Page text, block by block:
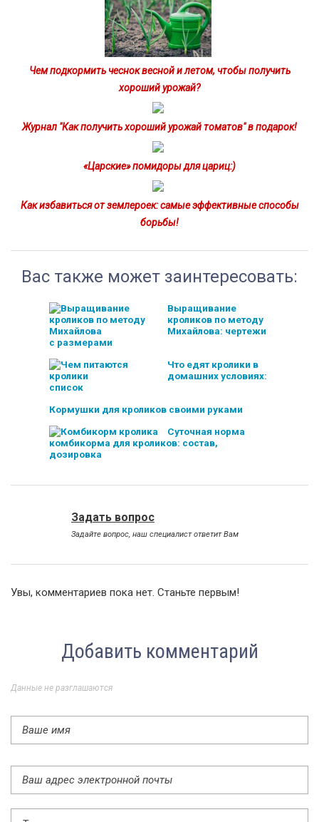
Чем подкормить чеснок весной и летом, чтобы получить
хороший урожай?
Журнал "Как получить хороший урожай томатов" в подарок!
«Царские» помидоры для цариц:)
Как избавиться от землероек: самые эффективные способы
борьбы!
Вас также может заинтересовать:
Выращивание
кроликов по методу
Михайлова: чертежи
с размерами
Что едят кролики в
домашних условиях:
список
Кормушки для кроликов своими руками
Суточная норма
комбикорма для кроликов: состав,
дозировка
Задать вопрос
Задайте вопрос, наш специалист ответит Вам
Увы, комментариев пока нет. Станьте первым!
Добавить комментарий
Данные не разглашаются